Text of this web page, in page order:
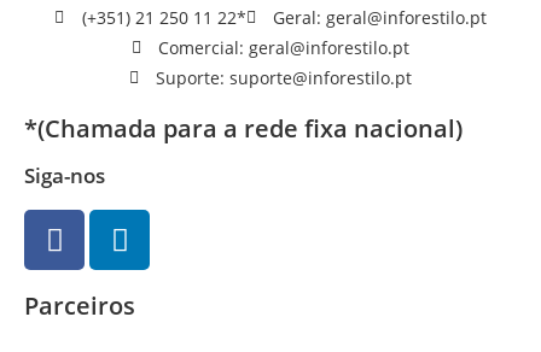
(+351) 21 250 11 22*
Geral: geral@inforestilo.pt
Comercial: geral@inforestilo.pt
Suporte: suporte@inforestilo.pt
*(Chamada para a rede fixa nacional)
Siga-nos
Parceiros